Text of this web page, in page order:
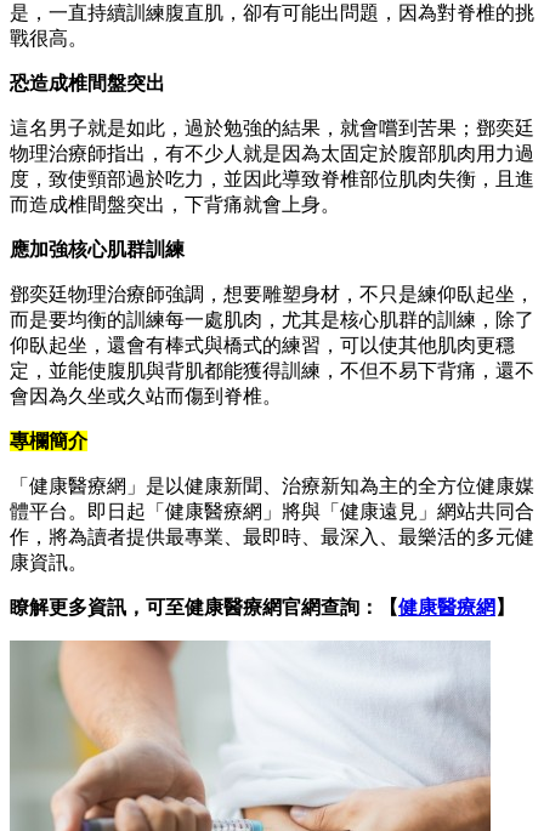
是，一直持續訓練腹直肌，卻有可能出問題，因為對脊椎的挑
戰很高。
恐造成椎間盤突出
這名男子就是如此，過於勉強的結果，就會嚐到苦果；鄧奕廷
物理治療師指出，有不少人就是因為太固定於腹部肌肉用力過
度，致使頸部過於吃力，並因此導致脊椎部位肌肉失衡，且進
而造成椎間盤突出，下背痛就會上身。
應加強核心肌群訓練
鄧奕廷物理治療師強調，想要雕塑身材，不只是練仰臥起坐，
而是要均衡的訓練每一處肌肉，尤其是核心肌群的訓練，除了
仰臥起坐，還會有棒式與橋式的練習，可以使其他肌肉更穩
定，並能使腹肌與背肌都能獲得訓練，不但不易下背痛，還不
會因為久坐或久站而傷到脊椎。
專欄簡介
「健康醫療網」是以健康新聞、治療新知為主的全方位健康媒
體平台。即日起「健康醫療網」將與「健康遠見」網站共同合
作，將為讀者提供最專業、最即時、最深入、最樂活的多元健
康資訊。
瞭解更多資訊，可至健康醫療網官網查詢：【健康醫療網 】